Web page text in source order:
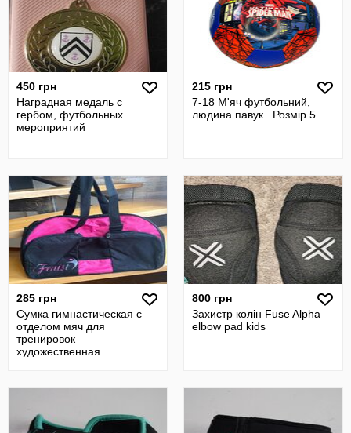
450 грн
Наградная медаль с
гербом, футбольных
мероприятий
215 грн
7-18 М'яч футбольний,
людина павук . Розмір 5.
285 грн
Сумка гимнастическая с
отделом мяч для
тренировок
художественная
800 грн
Захистр колін Fuse Alpha
elbow pad kids